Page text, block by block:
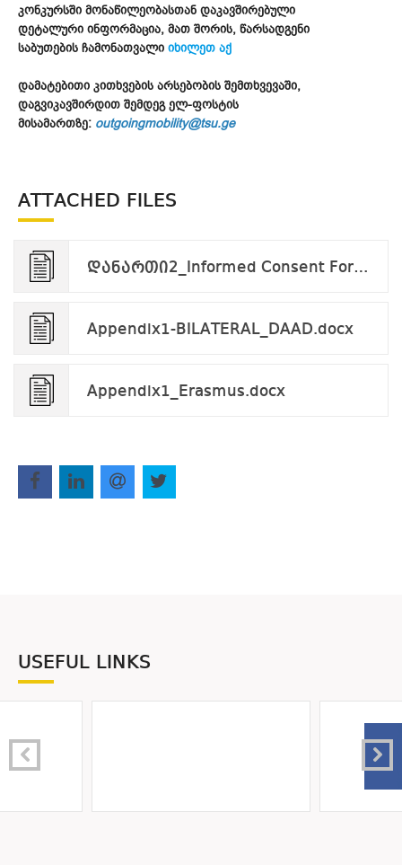
კონკურსში მონაწილეობასთან დაკავშირებული
დეტალური ინფორმაცია, მათ შორის, წარსადგენი
საბუთების ჩამონათვალი იხილეთ აქ
დამატებითი კითხვების არსებობის შემთხვევაში,
დაგვიკავშირდით შემდეგ ელ-ფოსტის
მისამართზე: outgoingmobility@tsu.ge
ATTACHED FILES
დანართი2_Informed Consent Form_applicant_v.09.24.pdf
Appendix1-BILATERAL_DAAD.docx
Appendix1_Erasmus.docx
USEFUL LINKS